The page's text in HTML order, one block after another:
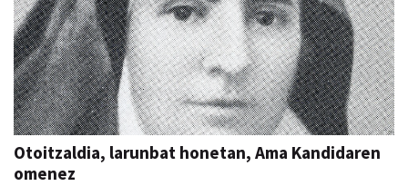
Otoitzaldia, larunbat honetan, Ama Kandidaren
omenez